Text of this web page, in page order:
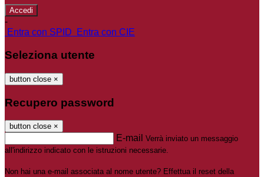
-
Entra con SPID
Entra con CIE
Seleziona utente
button close ×
Recupero password
button close ×
E-mail Verrà inviato un messaggio
all'indirizzo indicato con le istruzioni necessarie.
Non hai una e-mail associata al nome utente? Effettua il reset della